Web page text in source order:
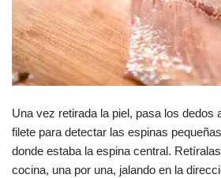
Una vez retirada la piel, pasa los dedos
filete para detectar las espinas
donde estaba la espina central.
cocina, una por una, jalando en la